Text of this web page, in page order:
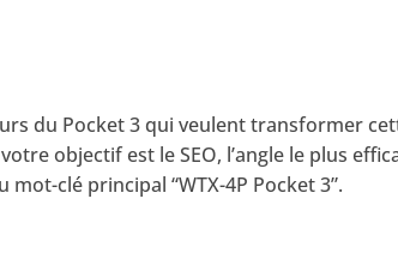
du Pocket 3 qui veulent transformer
objectif est le SEO, l’angle le plus
clé principal “WTX-4P Pocket 3”.